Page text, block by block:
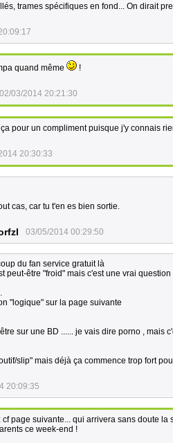
trames spécifiques en fond... On dirait
quand même !
02/03/2014 20:21:30
pour un compliment puisque j'y connais
20:30:33
cas, car tu t'en es bien sortie.
03/05/2014 00:29:50
du fan service gratuit là
peut-être "froid" mais c'est une vrai question
"logique" sur la page suivante
sur une BD ...... je vais dire porno , mais
slip" mais déjà ça commence trop fort
20:09:35
cf page suivante... qui arrivera sans doute
ce week-end !